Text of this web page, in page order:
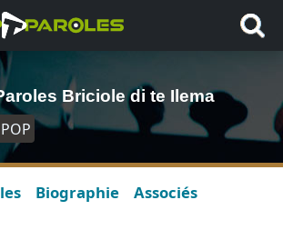
Briciole di te Ilema
POP
Biographie Associés